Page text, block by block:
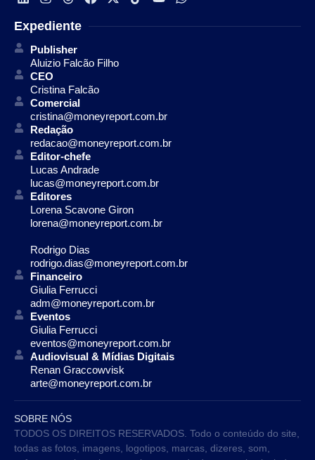
Expediente
Publisher
Aluizio Falcão Filho
CEO
Cristina Falcão
Comercial
cristina@moneyreport.com.br
Redação
redacao@moneyreport.com.br
Editor-chefe
Lucas Andrade
lucas@moneyreport.com.br
Editores
Lorena Scavone Giron
lorena@moneyreport.com.br
Rodrigo Dias
rodrigo.dias@moneyreport.com.br
Financeiro
Giulia Ferrucci
adm@moneyreport.com.br
Eventos
Giulia Ferrucci
eventos@moneyreport.com.br
Audiovisual & Mídias Digitais
Renan Graccowvisk
arte@moneyreport.com.br
SOBRE NÓS
TODOS OS DIREITOS RESERVADOS. Todo o conteúdo do site,
todas as fotos, imagens, logotipos, marcas, dizeres, som,